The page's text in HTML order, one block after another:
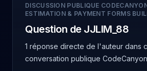
DISCUSSION PUBLIQUE
ESTIMATION & PAYMENT FORMS
Question de JJLIM_88
1 réponse directe de l'auteur dans
conversation publique